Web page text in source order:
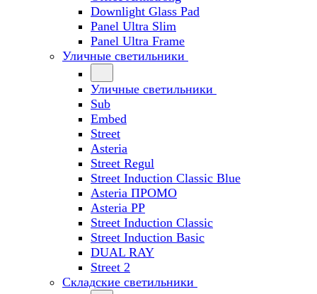
Downlight Glass Pad
Panel Ultra Slim
Panel Ultra Frame
Уличные светильники
Уличные светильники
Sub
Embed
Street
Asteria
Street Regul
Street Induction Classic Blue
Asteria ПРОМО
Asteria PP
Street Induction Classic
Street Induction Basic
DUAL RAY
Street 2
Складские светильники